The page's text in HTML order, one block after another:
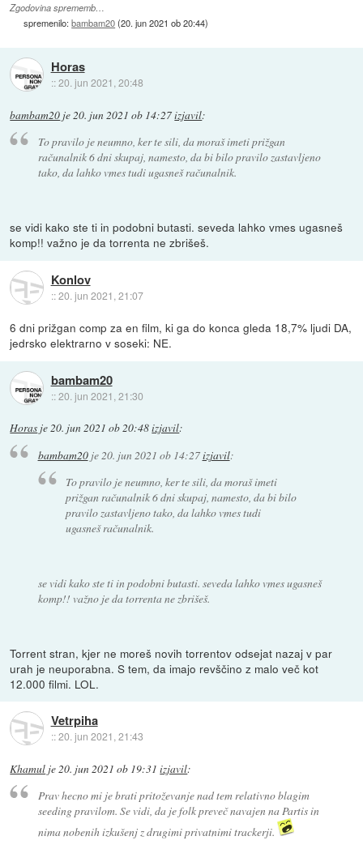
Zgodovina sprememb…
spremenilo:bambam20(20. jun 2021 ob 20:44)
Horas
::20. jun 2021, 20:48
bambam20 je20. jun 2021 ob 14:27izjavil:
To pravilo je neumno, ker te sili, da moraš imeti prižgan
računalnik 6 dni skupaj, namesto, da bi bilo pravilo zastavljeno
tako, da lahko vmes tudi ugasneš računalnik.
se vidi kako ste ti in podobni butasti. seveda lahko vmes ugasneš
komp!! važno je da torrenta ne zbrišeš.
Konlov
::20. jun 2021, 21:07
6 dni prižgan comp za en film, ki ga do konca gleda 18,7% ljudi DA,
jedrsko elektrarno v soseki: NE.
bambam20
::20. jun 2021, 21:30
Horas je20. jun 2021 ob 20:48izjavil:
bambam20je20. jun 2021 ob 14:27izjavil:
To pravilo je neumno, ker te sili, da moraš imeti
prižgan računalnik 6 dni skupaj, namesto, da bi bilo
pravilo zastavljeno tako, da lahko vmes tudi
ugasneš računalnik.
se vidi kako ste ti in podobni butasti. seveda lahko vmes ugasneš
komp!! važno je da torrenta ne zbrišeš.
Torrent stran, kjer ne moreš novih torrentov odsejat nazaj v par
urah je neuporabna. S tem, da imajo revščino z malo več kot
12.000 filmi. LOL.
Vetrpiha
::20. jun 2021, 21:43
Khamul je20. jun 2021 ob 19:31 izjavil:
Prav hecno mi je brati pritoževanje nad tem relativno blagim
seeding pravilom. Se vidi, da je folk preveč navajen na Partis in
nima nobenih izkušenj z drugimi privatnimi trackerji.